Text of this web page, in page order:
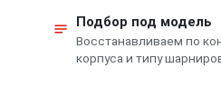
Подбор под модель
Восстанавливаем по
корпуса и типу